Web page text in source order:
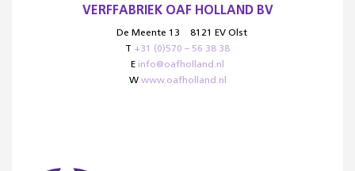
VERFFABRIEK OAF HOLLAND BV
De Meente 13
8121 EV Olst
T +31 (0)570 – 56 38 38
E info@oafholland.nl
W www.oafholland.nl